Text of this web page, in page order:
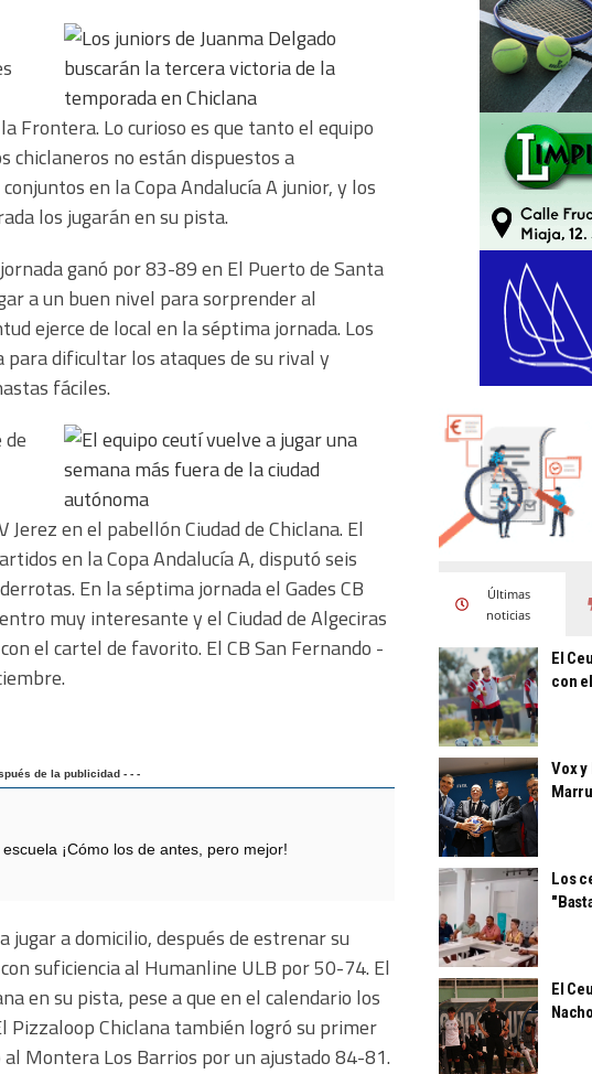
Frontera. Lo curioso es que tanto el equipo
chiclaneros no están dispuestos a
en la Copa Andalucía A junior, y los
los jugarán en su pista.
ganó por 83-89 en El Puerto de Santa
a un buen nivel para sorprender al
ejerce de local en la séptima jornada. Los
dificultar los ataques de su rival y
fáciles.
en el pabellón Ciudad de Chiclana. El
en la Copa Andalucía A, disputó seis
En la séptima jornada el Gades CB
muy interesante y el Ciudad de Algeciras
el cartel de favorito. El CB San Fernando -
de la publicidad - - -
¡Cómo los de antes, pero mejor!
jugar a domicilio, después de estrenar su
suficiencia al Humanline ULB por 50-74. El
en su pista, pese a que en el calendario los
Pizzaloop Chiclana también logró su primer
Montera Los Barrios por un ajustado 84-81.
Últimas
noticias
El
con
Vox
Los
El